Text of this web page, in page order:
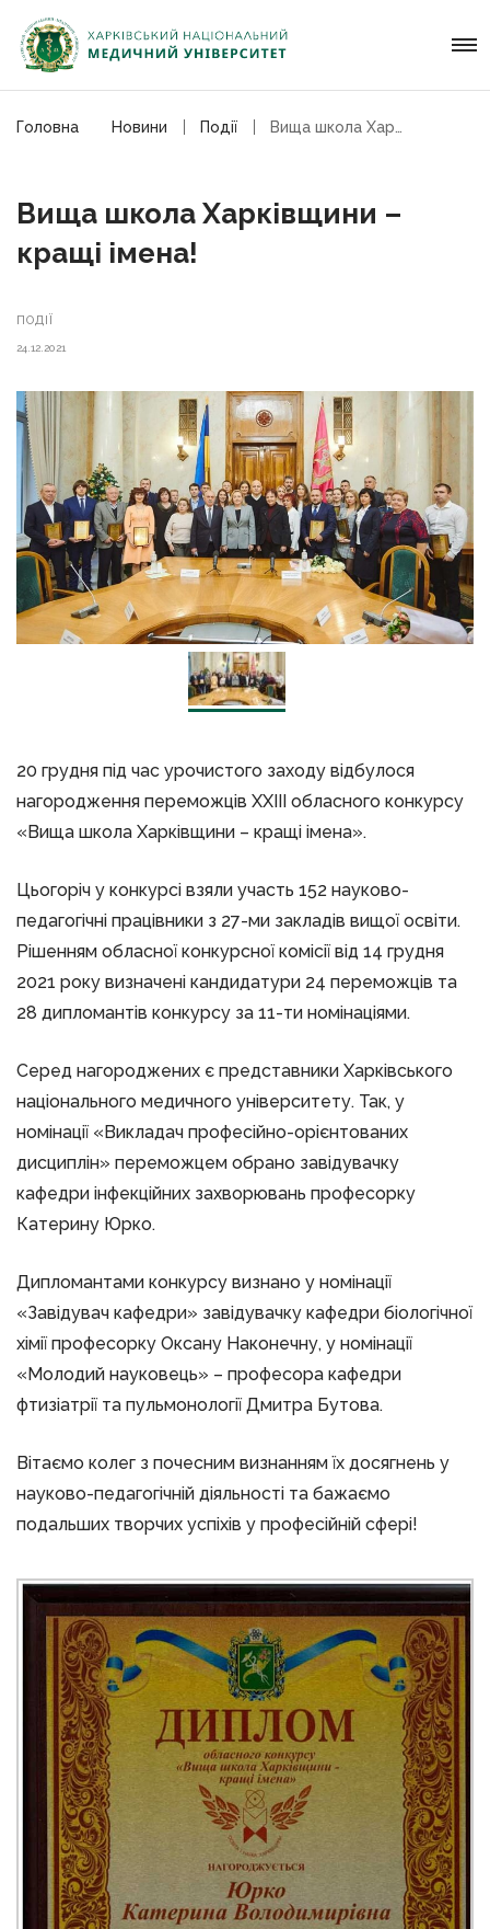
Головна Новини Події
Вища школа Харківщини –
кращі імена!
ПОДІЇ
24.12.2021
20 грудня під час урочистого заходу відбулося
нагородження переможців XXIII обласного конкурсу
«Вища школа Харківщини – кращі імена».
Цьогоріч у конкурсі взяли участь 152 науково-
педагогічні працівники з 27-ми закладів вищої освіти.
Рішенням обласної конкурсної комісії від 14 грудня
2021 року визначені кандидатури 24 переможців та
28 дипломантів конкурсу за 11-ти номінаціями.
Серед нагороджених є представники Харківського
національного медичного університету. Так, у
номінації «Викладач професійно-орієнтованих
дисциплін» переможцем обрано завідувачку
кафедри інфекційних захворювань професорку
Катерину Юрко.
Дипломантами конкурсу визнано у номінації
«Завідувач кафедри» завідувачку кафедри біологічної
хімії професорку Оксану Наконечну, у номінації
«Молодий науковець» – професора кафедри
фтизіатрії та пульмонології Дмитра Бутова.
Вітаємо колег з почесним визнанням їх досягнень у
науково-педагогічній діяльності та бажаємо
подальших творчих успіхів у професійній сфері!